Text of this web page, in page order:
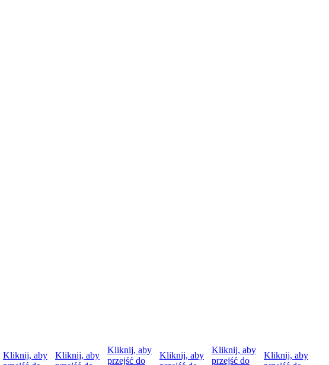
Kliknij, aby
Kliknij, aby
Kliknij, aby
przejść do
Kliknij, aby
Kliknij, aby
przejść do
Kliknij, aby